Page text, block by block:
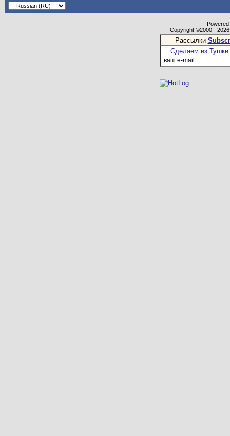
Copyright ©2000 -
Рассылки
Сделаем из Тушки